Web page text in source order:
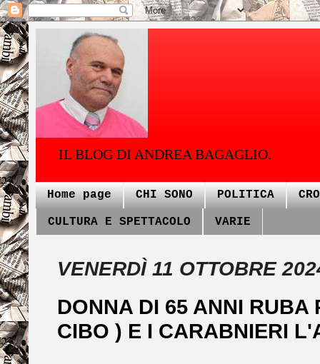
IL BLOG DI ANDREA BAGAGLIO.
Home page CHI SONO POLITICA
CULTURA E SPETTACOLO VARIE
VENERDÌ 11 OTTOBRE
DONNA DI 65 ANNI RUBA
CIBO ) E I CARABNIERI